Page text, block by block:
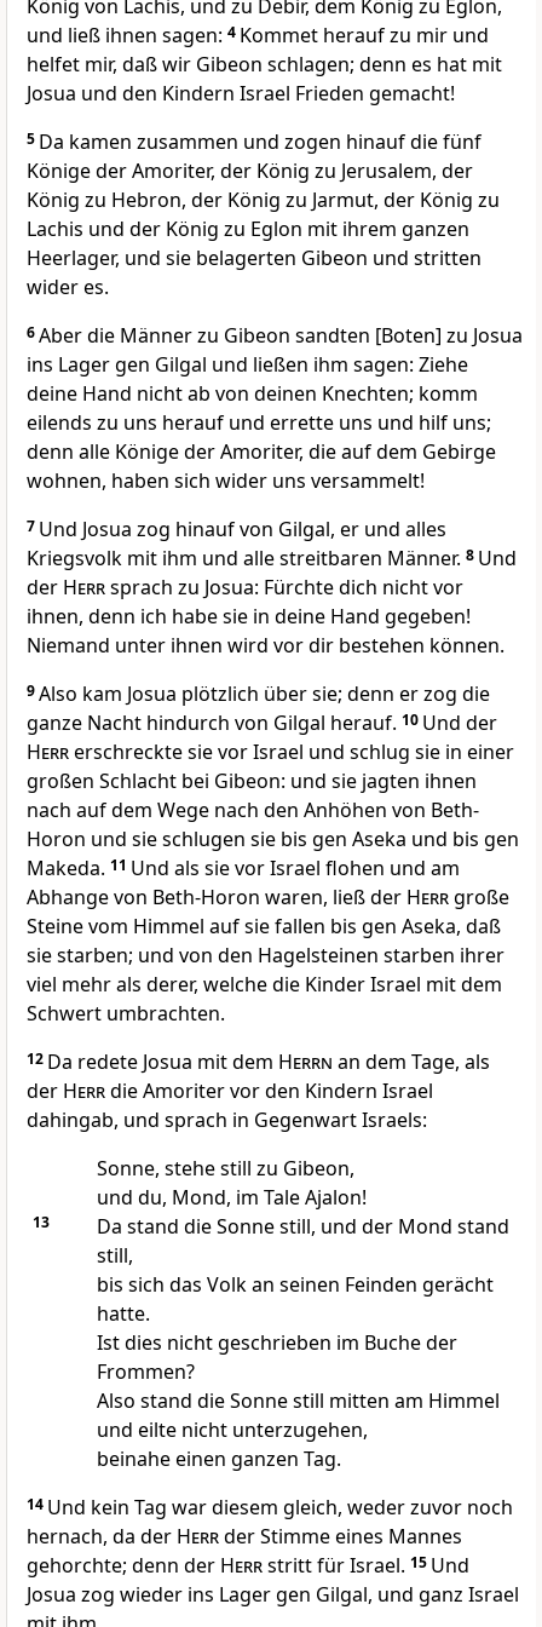
König von Lachis, und zu Debir, dem König zu Eglon,
und ließ ihnen sagen: 4 Kommet herauf zu mir und
helfet mir, daß wir Gibeon schlagen; denn es hat mit
Josua und den Kindern Israel Frieden gemacht!
5 Da kamen zusammen und zogen hinauf die fünf
Könige der Amoriter, der König zu Jerusalem, der
König zu Hebron, der König zu Jarmut, der König zu
Lachis und der König zu Eglon mit ihrem ganzen
Heerlager, und sie belagerten Gibeon und stritten
wider es.
6Aber die Männer zu Gibeon sandten [Boten] zu Josua
ins Lager gen Gilgal und ließen ihm sagen: Ziehe
deine Hand nicht ab von deinen Knechten; komm
eilends zu uns herauf und errette uns und hilf uns;
denn alle Könige der Amoriter, die auf dem Gebirge
wohnen, haben sich wider uns versammelt!
7 Und Josua zog hinauf von Gilgal, er und alles
Kriegsvolk mit ihm und alle streitbaren Männer. 8 Und
der Herrsprach zu Josua: Fürchte dich nicht vor
ihnen, denn ich habe sie in deine Hand gegeben!
Niemand unter ihnen wird vor dir bestehen können.
9Also kam Josua plötzlich über sie; denn er zog die
ganze Nacht hindurch von Gilgal herauf. 10 Und der
Herrerschreckte sie vor Israel und schlug sie in einer
großen Schlacht bei Gibeon: und sie jagten ihnen
nach auf dem Wege nach den Anhöhen von Beth-
Horon und sie schlugen sie bis gen Aseka und bis gen
Makeda. 11 Und als sie vor Israel flohen und am
Abhange von Beth-Horon waren, ließ der Herrgroße
Steine vom Himmel auf sie fallen bis gen Aseka, daß
sie starben; und von den Hagelsteinen starben ihrer
viel mehr als derer, welche die Kinder Israel mit dem
Schwert umbrachten.
12 Da redete Josua mit dem Herrn an dem Tage, als
der Herrdie Amoriter vor den Kindern Israel
dahingab, und sprach in Gegenwart Israels:
Sonne, stehe still zu Gibeon,
und du, Mond, im Tale Ajalon!
13
Da stand die Sonne still, und der Mond stand
still,
bis sich das Volk an seinen Feinden gerächt
hatte.
Ist dies nicht geschrieben im Buche der
Frommen?
Also stand die Sonne still mitten am Himmel
und eilte nicht unterzugehen,
beinahe einen ganzen Tag.
14 Und kein Tag war diesem gleich, weder zuvor noch
hernach, da der Herrder Stimme eines Mannes
gehorchte; denn der Herrstritt für Israel. 15 Und
Josua zog wieder ins Lager gen Gilgal, und ganz Israel